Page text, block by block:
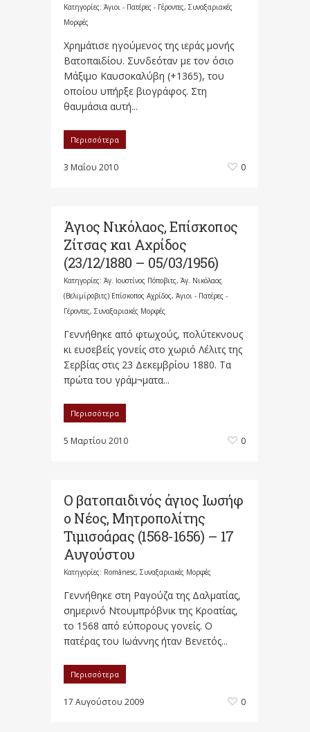
Κατηγορίες: Άγιοι - Πατέρες - Γέροντες, Συναξαριακές
Μορφές
Χρημάτισε ηγούμενος της ιεράς μονής
Βατοπαιδίου. Συνδεόταν με τον όσιο
Μάξιμο Καυσοκαλύβη (+1365), του
οποίου υπήρξε βιογράφος. Στη
θαυμάσια αυτή...
Περισσότερα
3 Μαΐου 2010 0
Άγιος Νικόλαος, Επίσκοπος
Ζίτσας και Αχρίδος
(23/12/1880 – 05/03/1956)
Κατηγορίες: Άγ. Ιουστίνος Πόποβιτς, Άγ. Νικόλαος
(Βελιμίροβιτς) Επίσκοπος Αχρίδος, Άγιοι - Πατέρες -
Γέροντες, Συναξαριακές Μορφές
Γεννήθηκε από φτωχούς, πολύτεκνους
κι ευσεβείς γονείς στο χωριό Λέλιτς της
Σερβίας στις 23 Δεκεμβρίου 1880. Τα
πρώτα του γράμ¬ματα...
Περισσότερα
5 Μαρτίου 2010 0
Ο βατοπαιδινός άγιος Ιωσήφ
ο Νέος, Μητροπολίτης
Τιμισοάρας (1568-1656) – 17
Αυγούστου
Κατηγορίες: Românesc, Συναξαριακές Μορφές
Γεννήθηκε στη Ραγούζα της Δαλματίας,
σημερινό Ντουμπρόβνικ της Κροατίας,
το 1568 από εύπορους γονείς. Ο
πατέρας του Ιωάννης ήταν Βενετός...
Περισσότερα
17 Αυγούστου 2009 0